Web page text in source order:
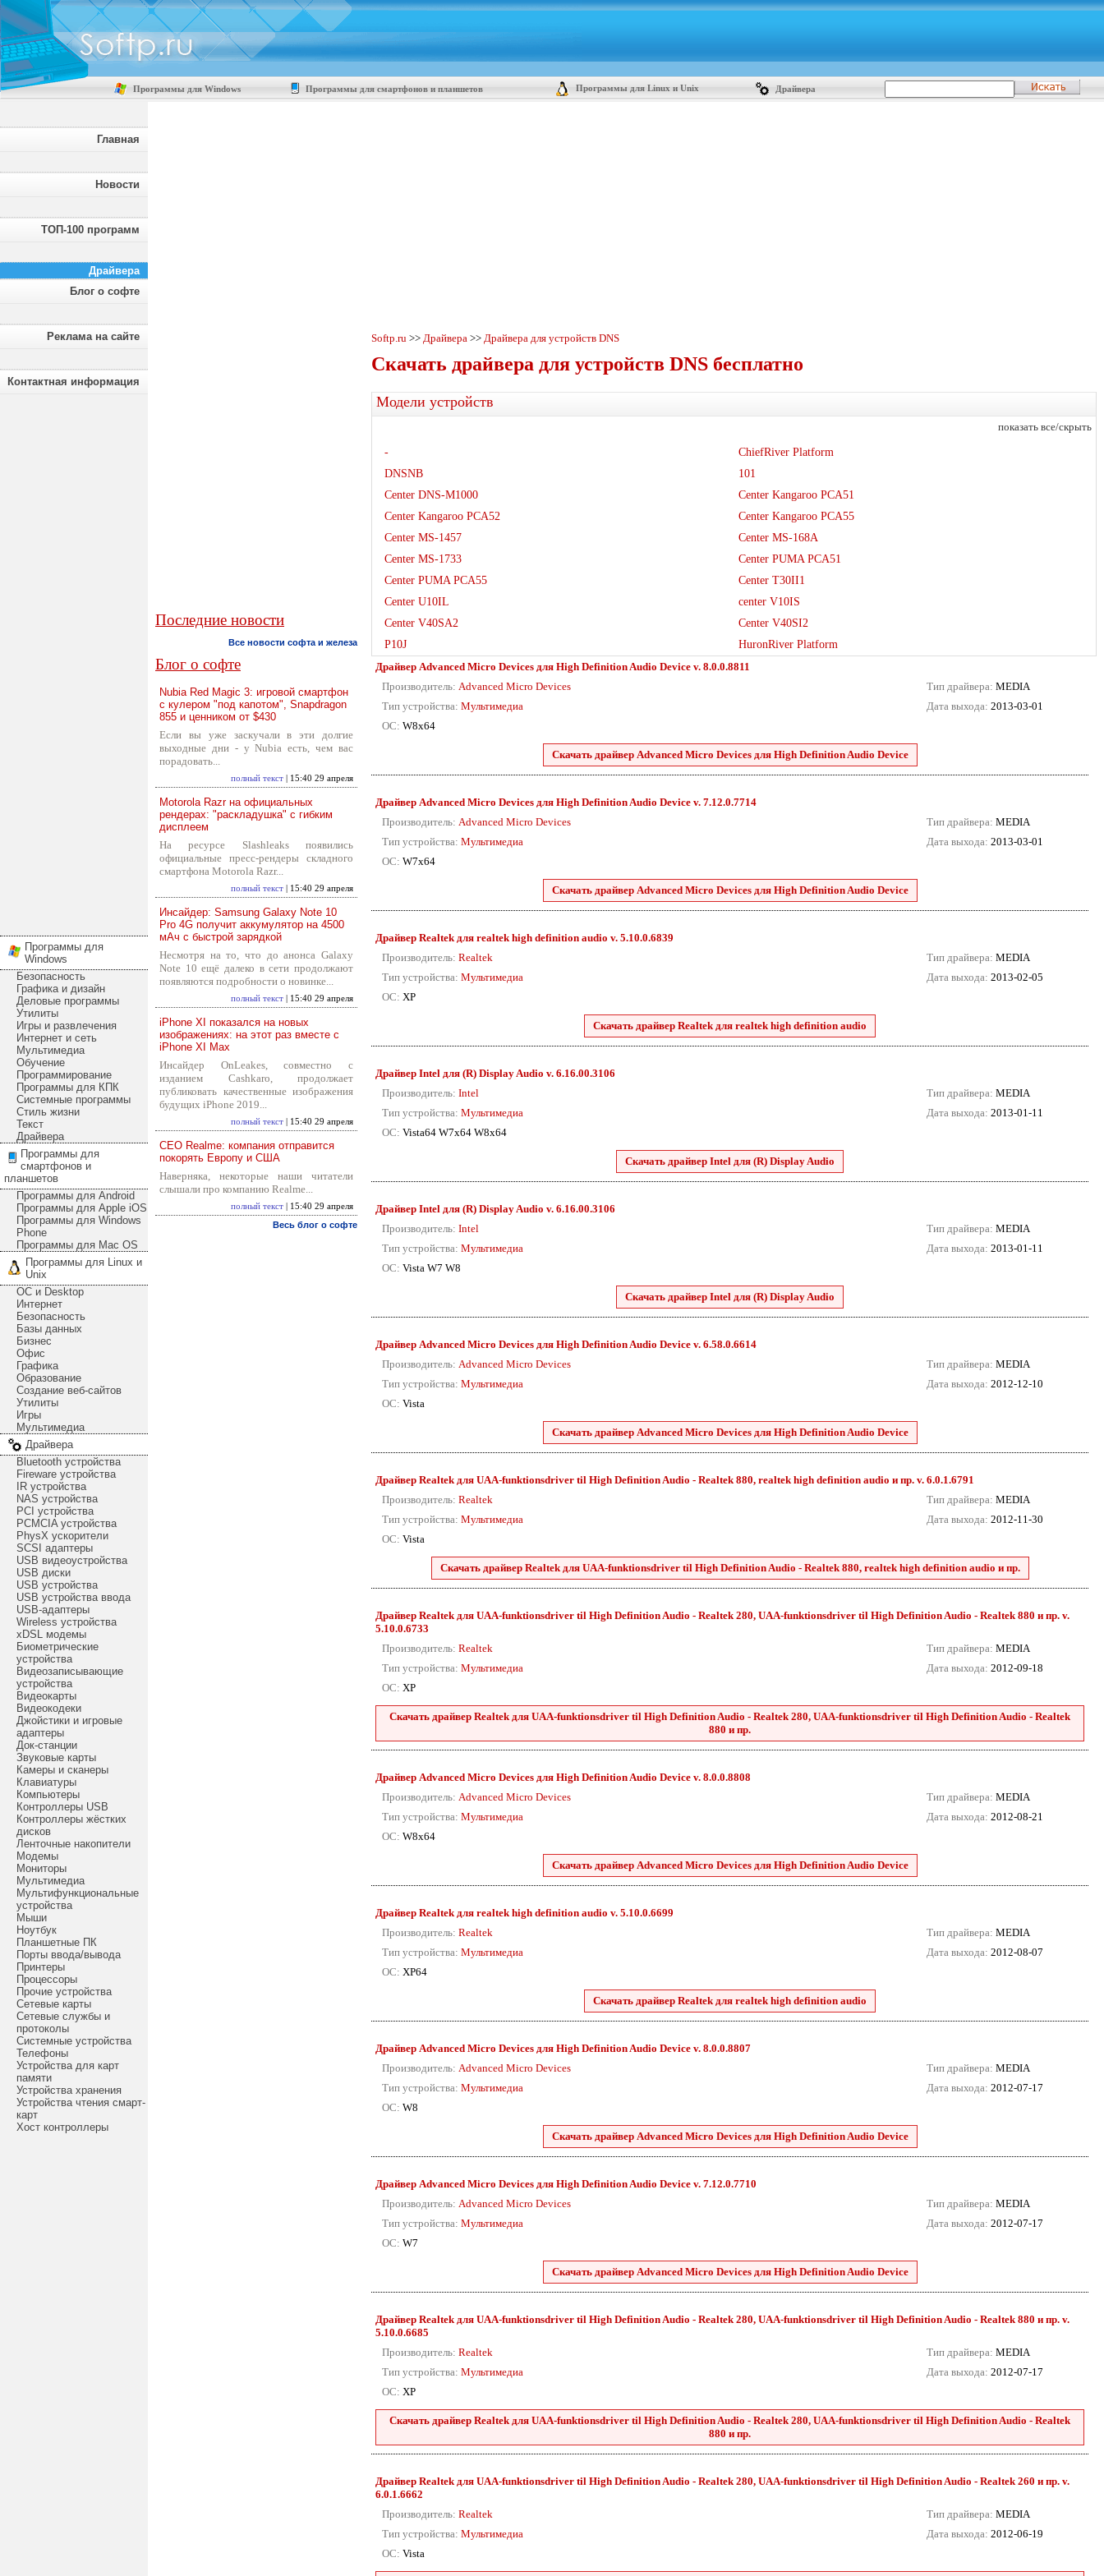
Программы для Windows Программы для смартфонов и планшетов Программы для Linux и Unix Драйвера
Главная
Новости
ТОП-100 программ
Драйвера
Блог о софте
Реклама на сайте
Контактная информация
Программы для
Windows
Безопасность
Графика и дизайн
Деловые программы
Утилиты
Игры и развлечения
Интернет и сеть
Мультимедиа
Обучение
Программирование
Программы для КПК
Системные программы
Стиль жизни
Текст
Драйвера
Программы для
смартфонов и
планшетов
Программы для Android
Программы для Apple iOS
Программы для Windows
Phone
Программы для Mac OS
Программы для Linux и
Unix
ОС и Desktop
Интернет
Безопасность
Базы данных
Бизнес
Офис
Графика
Образование
Создание веб-сайтов
Утилиты
Игры
Мультимедиа
Драйвера
Bluetooth устройства
Fireware устройства
IR устройства
NAS устройства
PCI устройства
PCMCIA устройства
PhysX ускорители
SCSI адаптеры
USB видеоустройства
USB диски
USB устройства
USB устройства ввода
USB-адаптеры
Wireless устройства
xDSL модемы
Биометрические
устройства
Видеозаписывающие
устройства
Видеокарты
Видеокодеки
Джойстики и игровые
адаптеры
Док-станции
Звуковые карты
Камеры и сканеры
Клавиатуры
Компьютеры
Контроллеры USB
Контроллеры жёстких
дисков
Ленточные накопители
Модемы
Мониторы
Мультимедиа
Мультифункциональные
устройства
Мыши
Ноутбук
Планшетные ПК
Порты ввода/вывода
Принтеры
Процессоры
Прочие устройства
Сетевые карты
Сетевые службы и
протоколы
Системные устройства
Телефоны
Устройства для карт
памяти
Устройства хранения
Устройства чтения смарт-
карт
Хост контроллеры
Последние новости
Все новости софта и железа
Блог о софте
Nubia Red Magic 3: игровой смартфон
с кулером "под капотом", Snapdragon
855 и ценником от $430
Если вы уже заскучали в эти долгие
выходные дни - у Nubia есть, чем вас
порадовать...
полный текст | 15:40 29 апреля
Motorola Razr на официальных
рендерах: "раскладушка" с гибким
дисплеем
На ресурсе Slashleaks появились
официальные пресс-рендеры складного
смартфона Motorola Razr...
полный текст | 15:40 29 апреля
Инсайдер: Samsung Galaxy Note 10
Pro 4G получит аккумулятор на 4500
мАч с быстрой зарядкой
Несмотря на то, что до анонса Galaxy
Note 10 ещё далеко в сети продолжают
появляются подробности о новинке...
полный текст | 15:40 29 апреля
iPhone XI показался на новых
изображениях: на этот раз вместе с
iPhone XI Max
Инсайдер OnLeakes, совместно с
изданием Cashkaro, продолжает
публиковать качественные изображения
будущих iPhone 2019...
полный текст | 15:40 29 апреля
CEO Realme: компания отправится
покорять Европу и США
Наверняка, некоторые наши читатели
слышали про компанию Realme...
полный текст | 15:40 29 апреля
Весь блог о софте
Softp.ru >> Драйвера >> Драйвера для устройств DNS
Скачать драйвера для устройств DNS бесплатно
Модели устройств
показать все/скрыть
-
ChiefRiver Platform
DNSNB
101
Center DNS-M1000
Center Kangaroo PCA51
Center Kangaroo PCA52
Center Kangaroo PCA55
Center MS-1457
Center MS-168A
Center MS-1733
Center PUMA PCA51
Center PUMA PCA55
Center T30II1
Center U10IL
center V10IS
Center V40SA2
Center V40SI2
P10J
HuronRiver Platform
Драйвер Advanced Micro Devices для High Definition Audio Device v. 8.0.0.8811
Производитель: Advanced Micro Devices
Тип устройства: Мультимедиа
ОС: W8x64
Тип драйвера: MEDIA
Дата выхода: 2013-03-01
Скачать драйвер Advanced Micro Devices для High Definition Audio Device
Драйвер Advanced Micro Devices для High Definition Audio Device v. 7.12.0.7714
Производитель: Advanced Micro Devices
Тип устройства: Мультимедиа
ОС: W7x64
Тип драйвера: MEDIA
Дата выхода: 2013-03-01
Скачать драйвер Advanced Micro Devices для High Definition Audio Device
Драйвер Realtek для realtek high definition audio v. 5.10.0.6839
Производитель: Realtek
Тип устройства: Мультимедиа
ОС: XP
Тип драйвера: MEDIA
Дата выхода: 2013-02-05
Скачать драйвер Realtek для realtek high definition audio
Драйвер Intel для (R) Display Audio v. 6.16.00.3106
Производитель: Intel
Тип устройства: Мультимедиа
ОС: Vista64 W7x64 W8x64
Тип драйвера: MEDIA
Дата выхода: 2013-01-11
Скачать драйвер Intel для (R) Display Audio
Драйвер Intel для (R) Display Audio v. 6.16.00.3106
Производитель: Intel
Тип устройства: Мультимедиа
ОС: Vista W7 W8
Тип драйвера: MEDIA
Дата выхода: 2013-01-11
Скачать драйвер Intel для (R) Display Audio
Драйвер Advanced Micro Devices для High Definition Audio Device v. 6.58.0.6614
Производитель: Advanced Micro Devices
Тип устройства: Мультимедиа
ОС: Vista
Тип драйвера: MEDIA
Дата выхода: 2012-12-10
Скачать драйвер Advanced Micro Devices для High Definition Audio Device
Драйвер Realtek для UAA-funktionsdriver til High Definition Audio - Realtek 880, realtek high definition audio и пр. v. 6.0.1.6791
Производитель: Realtek
Тип устройства: Мультимедиа
ОС: Vista
Тип драйвера: MEDIA
Дата выхода: 2012-11-30
Скачать драйвер Realtek для UAA-funktionsdriver til High Definition Audio - Realtek 880, realtek high definition audio и пр.
Драйвер Realtek для UAA-funktionsdriver til High Definition Audio - Realtek 280, UAA-funktionsdriver til High Definition Audio - Realtek 880 и пр. v.
5.10.0.6733
Производитель: Realtek
Тип устройства: Мультимедиа
ОС: XP
Тип драйвера: MEDIA
Дата выхода: 2012-09-18
Скачать драйвер Realtek для UAA-funktionsdriver til High Definition Audio - Realtek 280, UAA-funktionsdriver til High Definition Audio - Realtek
880 и пр.
Драйвер Advanced Micro Devices для High Definition Audio Device v. 8.0.0.8808
Производитель: Advanced Micro Devices
Тип устройства: Мультимедиа
ОС: W8x64
Тип драйвера: MEDIA
Дата выхода: 2012-08-21
Скачать драйвер Advanced Micro Devices для High Definition Audio Device
Драйвер Realtek для realtek high definition audio v. 5.10.0.6699
Производитель: Realtek
Тип устройства: Мультимедиа
ОС: XP64
Тип драйвера: MEDIA
Дата выхода: 2012-08-07
Скачать драйвер Realtek для realtek high definition audio
Драйвер Advanced Micro Devices для High Definition Audio Device v. 8.0.0.8807
Производитель: Advanced Micro Devices
Тип устройства: Мультимедиа
ОС: W8
Тип драйвера: MEDIA
Дата выхода: 2012-07-17
Скачать драйвер Advanced Micro Devices для High Definition Audio Device
Драйвер Advanced Micro Devices для High Definition Audio Device v. 7.12.0.7710
Производитель: Advanced Micro Devices
Тип устройства: Мультимедиа
ОС: W7
Тип драйвера: MEDIA
Дата выхода: 2012-07-17
Скачать драйвер Advanced Micro Devices для High Definition Audio Device
Драйвер Realtek для UAA-funktionsdriver til High Definition Audio - Realtek 280, UAA-funktionsdriver til High Definition Audio - Realtek 880 и пр. v.
5.10.0.6685
Производитель: Realtek
Тип устройства: Мультимедиа
ОС: XP
Тип драйвера: MEDIA
Дата выхода: 2012-07-17
Скачать драйвер Realtek для UAA-funktionsdriver til High Definition Audio - Realtek 280, UAA-funktionsdriver til High Definition Audio - Realtek
880 и пр.
Драйвер Realtek для UAA-funktionsdriver til High Definition Audio - Realtek 280, UAA-funktionsdriver til High Definition Audio - Realtek 260 и пр. v.
6.0.1.6662
Производитель: Realtek
Тип устройства: Мультимедиа
ОС: Vista
Тип драйвера: MEDIA
Дата выхода: 2012-06-19